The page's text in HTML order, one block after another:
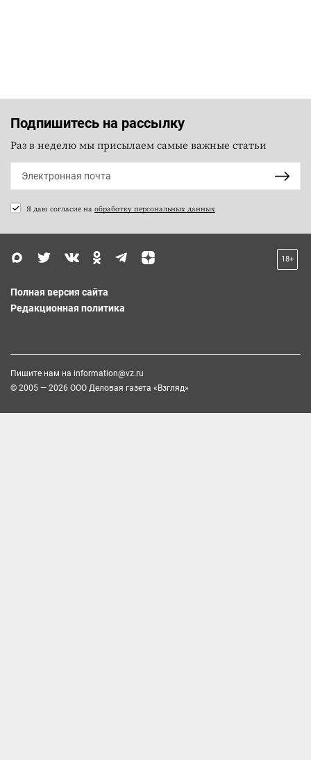
Подпишитесь на рассылку
Раз в неделю мы присылаем самые важные статьи
Я даю согласие на обработку персональных данных
18+
Полная версия сайта
Редакционная политика
Пишите нам на information@vz.ru
© 2005 — 2026 ООО Деловая газета «Взгляд»